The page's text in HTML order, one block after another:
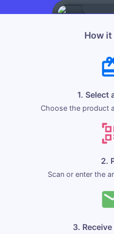
How
1. Select
Choose the product
2.
Scan or enter the
3.